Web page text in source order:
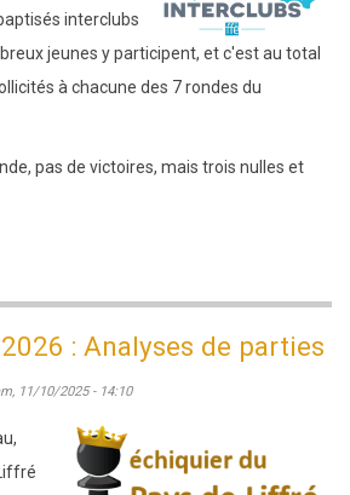
interclubs
jeunes y participent, et c'est au total
à chacune des 7 rondes du
pas de victoires, mais trois nulles et
: Analyses de parties
11/10/2025 - 14:10